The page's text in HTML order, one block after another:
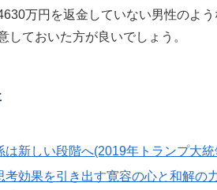
万円を返金していない男性のよ
しておいた方が良いでしょう。
は新しい段階へ(2019年トランプ大
考効果を引き出す寛容の心と和解の